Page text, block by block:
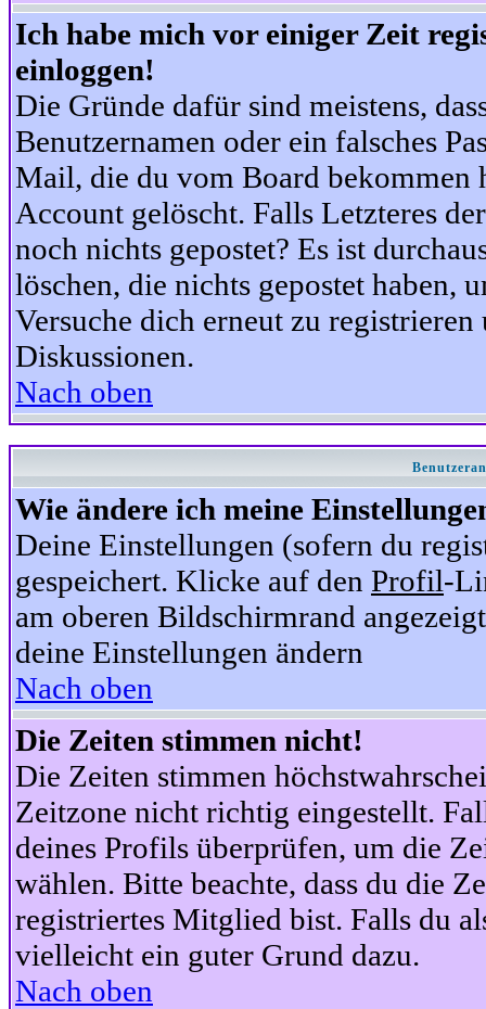
Ich habe mich vor einiger Zeit
einloggen!
Die Gründe dafür sind meistens,
Benutzernamen oder ein falsches
Mail, die du vom Board bekommen
Account gelöscht. Falls Letzteres
noch nichts gepostet? Es ist
löschen, die nichts gepostet haben,
Versuche dich erneut zu
Diskussionen.
Nach oben
Wie ändere ich meine
Deine Einstellungen (sofern du
gespeichert. Klicke auf den Profil-
am oberen Bildschirmrand
deine Einstellungen ändern
Nach oben
Die Zeiten stimmen nicht!
Die Zeiten stimmen
Zeitzone nicht richtig eingestellt.
deines Profils überprüfen, um die
wählen. Bitte beachte, dass du die
registriertes Mitglied bist. Falls du
vielleicht ein guter Grund dazu.
Nach oben